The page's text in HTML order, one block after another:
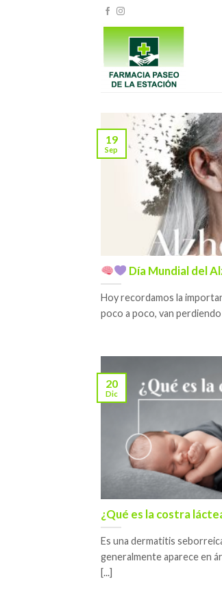
Día Mundial del
Hoy recordamos la
poco a poco, van perdiendo
19
Sep
¿Qué es la costra
Es una dermatitis
generalmente aparece en
[...]
20
Dic